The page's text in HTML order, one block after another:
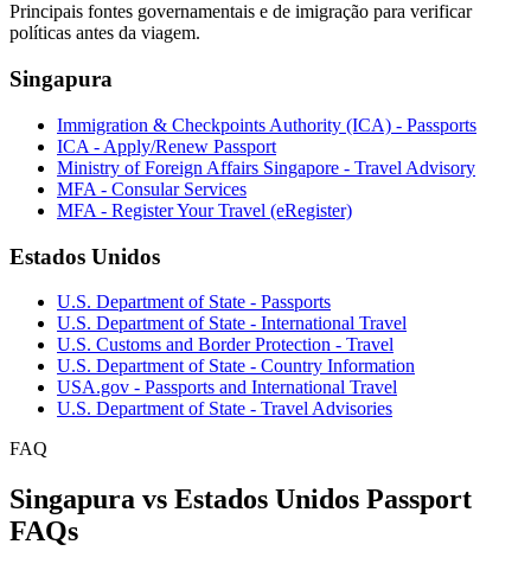
Principais fontes governamentais e de imigração para verificar
políticas antes da viagem.
Singapura
Immigration & Checkpoints Authority (ICA) - Passports
ICA - Apply/Renew Passport
Ministry of Foreign Affairs Singapore - Travel Advisory
MFA - Consular Services
MFA - Register Your Travel (eRegister)
Estados Unidos
U.S. Department of State - Passports
U.S. Department of State - International Travel
U.S. Customs and Border Protection - Travel
U.S. Department of State - Country Information
USA.gov - Passports and International Travel
U.S. Department of State - Travel Advisories
FAQ
Singapura vs Estados Unidos Passport
FAQs